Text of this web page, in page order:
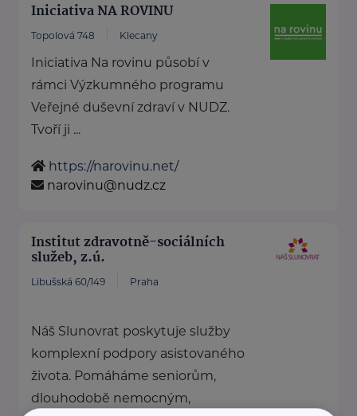
Iniciativa NA ROVINU
Topolová 748 Klecany
Iniciativa Na rovinu působí v
rámci Výzkumného programu
Veřejné duševní zdraví v NUDZ.
Tvoří ji ...
https://narovinu.net/
narovinu@nudz.cz
Institut zdravotně-sociálních
služeb, z.ú.
Libušská 60/149 Praha
Náš Slunovrat poskytuje služby
komplexní podpory asistovaného
života. Pomáháme seniorům,
dlouhodobě nemocným,